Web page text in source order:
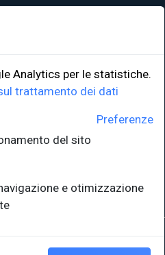
Analytics per le statistiche.
trattamento dei dati
Preferenze
del sito
e otimizzazione